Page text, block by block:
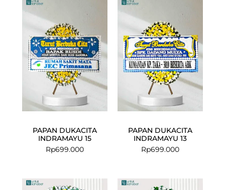
PAPAN DUKACITA
INDRAMAYU 15
Rp699.000
PAPAN DUKACITA
INDRAMAYU 13
Rp699.000